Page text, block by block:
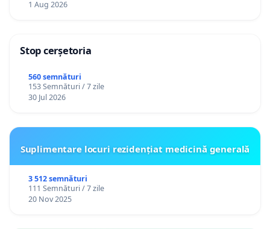
1 Aug 2026
Stop cerșetoria
560 semnături
153 Semnături / 7 zile
30 Jul 2026
Suplimentare locuri rezidențiat medicină generală
3 512 semnături
111 Semnături / 7 zile
20 Nov 2025